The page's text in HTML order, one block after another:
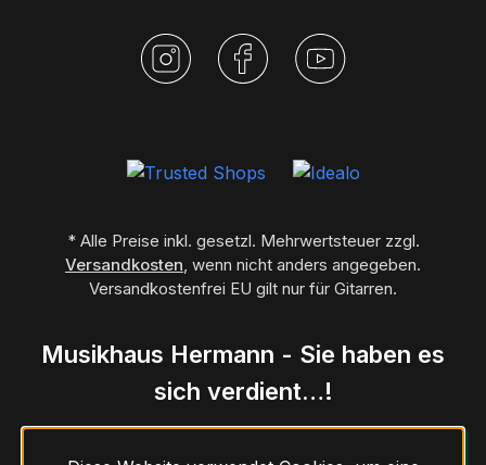
* Alle Preise inkl. gesetzl. Mehrwertsteuer zzgl.
Versandkosten, wenn nicht anders angegeben.
Versandkostenfrei EU gilt nur für Gitarren.
Musikhaus Hermann - Sie haben es
sich verdient…!